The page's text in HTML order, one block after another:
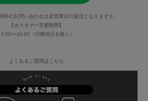
外のお問い合わせは翌営業日の返信となります※
【カスタマー営業時間】
〜18:00（日曜祝日を除く）
よくあるご質問はこちら